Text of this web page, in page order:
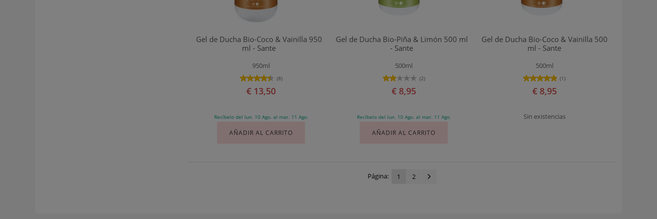
Gel de Ducha Bio-Coco & Vainilla 950
ml - Sante
950ml
(8)
€ 13,50
Recíbelo del lun. 10 Ago. al mar. 11 Ago.
AÑADIR AL CARRITO
Gel de Ducha Bio-Piña & Limón 500 ml
- Sante
500ml
(2)
€ 8,95
Recíbelo del lun. 10 Ago. al mar. 11 Ago.
AÑADIR AL CARRITO
Gel de Ducha Bio-Coco & Vainilla 500
ml - Sante
500ml
(1)
€ 8,95
Sin existencias
Página: 1 2